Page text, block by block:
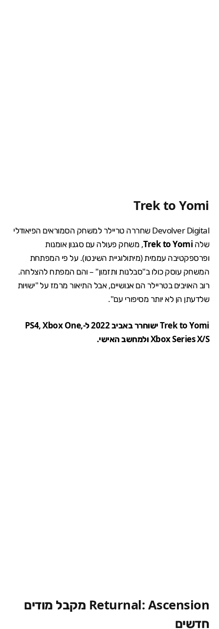
Trek to Yomi
Devolver Digital שחררה טריילר למשחק הסמוראים הפיאודלי
שלה Trek to Yomi, משחק פעולה עם סגנון אומנות
ופרספקטיבה עממית (מיתולוגיית השינטו). על פי המפתחת
המשחק עוסק כולו ב"סבלנות ותזמון" – והם המפתח להצלחה.
רוב האויבים בטריילר הם אנושיים, אבל התיאור מרמז על "ישויות
שלדעתן הן לא יותר מסיפורי עם".
Trek to Yomi ישוחרר באביב 2022 ל-PS4, Xbox One,
Xbox Series X/S ולמחשב האישי.
Returnal: Ascension מקבל מודים
חדשים